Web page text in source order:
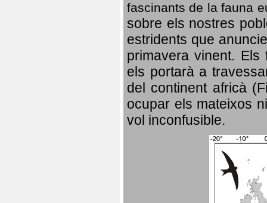
fascinants de la fauna
sobre els nostres
estridents que
primavera vinent. Els
els portarà a
del continent africà
ocupar els mateixos
vol inconfusible.